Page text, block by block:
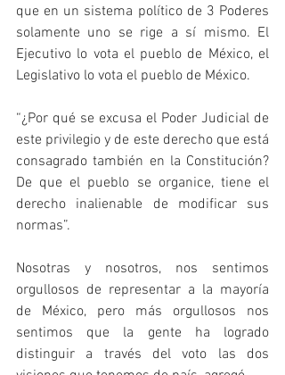
que en un sistema político de 3 Poderes
solamente uno se rige a sí mismo. El
Ejecutivo lo vota el pueblo de México, el
Legislativo lo vota el pueblo de México.
“¿Por qué se excusa el Poder Judicial de
este privilegio y de este derecho que está
consagrado también en la Constitución?
De que el pueblo se organice, tiene el
derecho inalienable de modificar sus
normas”.
Nosotras y nosotros, nos sentimos
orgullosos de representar a la mayoría
de México, pero más orgullosos nos
sentimos que la gente ha logrado
distinguir a través del voto las dos